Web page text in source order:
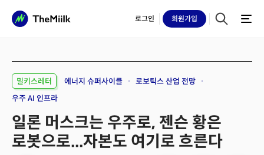
로그인 회원가입
밀키스레터 에너지 슈퍼사이클
로보틱스 산업 전망
우주 AI 인프라
일론 머스크는 우주로, 젠슨 황은
로봇으로...자본도 여기로 흐른다